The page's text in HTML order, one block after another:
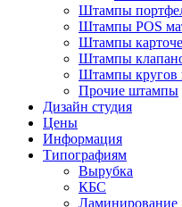
Штампы
Штампы POS
Штампы
Штампы
Штампы кругов
Прочие штампы
Дизайн студия
Цены
Информация
Типографиям
Вырубка
КБС
Ламинирование